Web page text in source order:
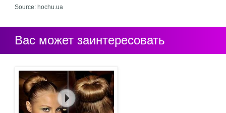
Source: hochu.ua
Вас может заинтересовать